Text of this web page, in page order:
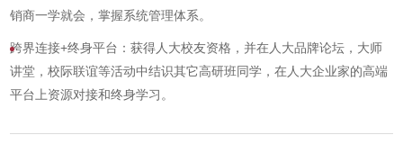
销商一学就会，掌握系统管理体系。
跨界连接+终身平台：获得人大校友资格，并在人大品牌论坛，大师
讲堂，校际联谊等活动中结识其它高研班同学，在人大企业家的高端
平台上资源对接和终身学习。